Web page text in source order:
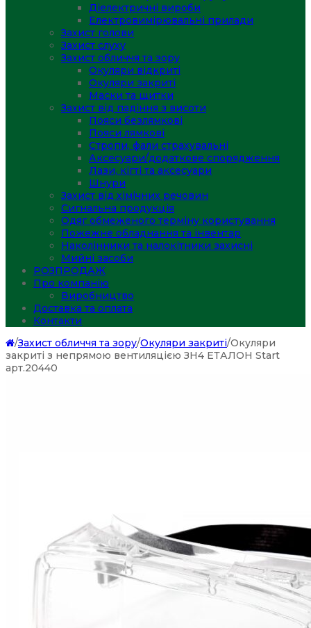
Діелектричні вироби
Електровимірювальні прилади
Захист голови
Захист слуху
Захист обличчя та зору
Окуляри відкриті
Окуляри закриті
Маски та щитки
Захист від падіння з висоти
Пояси безлямкові
Пояси лямкові
Стропи, фали страхувальні
Аксесуари/додаткове спорядження
Лази, кігті та аксесуари
Шнури
Захист від хімічних речовин
Сигнальна продукція
Одяг обмеженого терміну користування
Пожежне обладнання та інвентар
Наколінники та налокітники захисні
Мийні засоби
РОЗПРОДАЖ
Про компанію
Виробництво
Доставка та оплата
Контакти
/Захист обличчя та зору/Окуляри закриті/Окуляри
закриті з непрямою вентиляцією ЗН4 ЕТАЛОН Start
арт.20440